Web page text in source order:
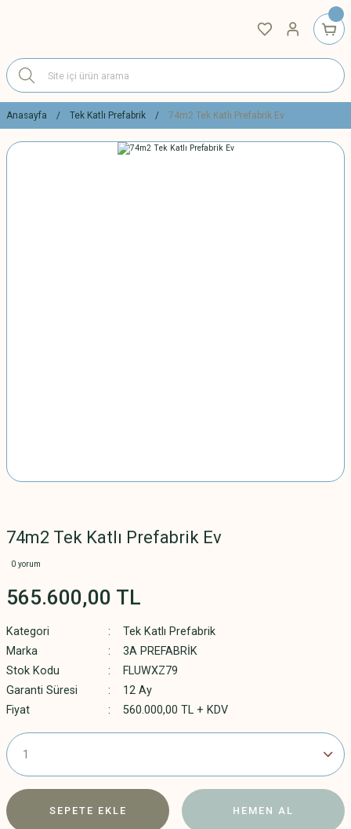
Anasayfa Tek Katlı Prefabrik 74m2 Tek Katlı Prefabrik Ev
74m2 Tek Katlı Prefabrik Ev
0 yorum
565.600,00 TL
Kategori
Tek Katlı Prefabrik
Marka
3A PREFABRİK
Stok Kodu
FLUWXZ79
Garanti Süresi
12 Ay
Fiyat
560.000,00 TL + KDV
SEPETE EKLE HEMEN AL